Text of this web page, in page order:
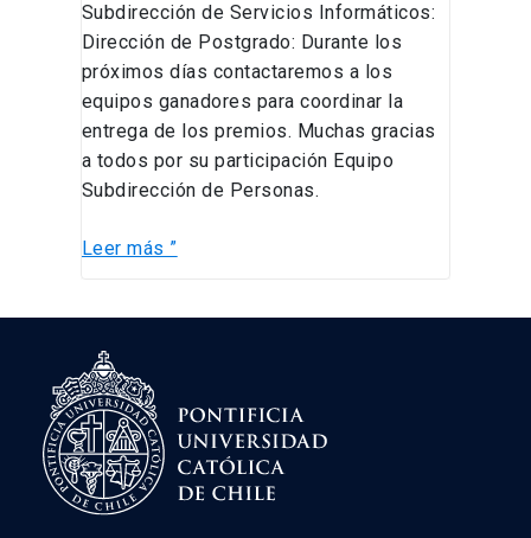
Subdirección de Servicios Informáticos:
Dirección de Postgrado: Durante los
próximos días contactaremos a los
equipos ganadores para coordinar la
entrega de los premios. Muchas gracias
a todos por su participación Equipo
Subdirección de Personas.
Leer más ”